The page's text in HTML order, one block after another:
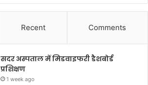
Recent Comments
सदर अस्पताल में मिडवाइफरी डैशबोर्ड
प्रशिक्षण
1 week ago